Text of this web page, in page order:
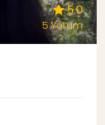
5.0
5 Yorum